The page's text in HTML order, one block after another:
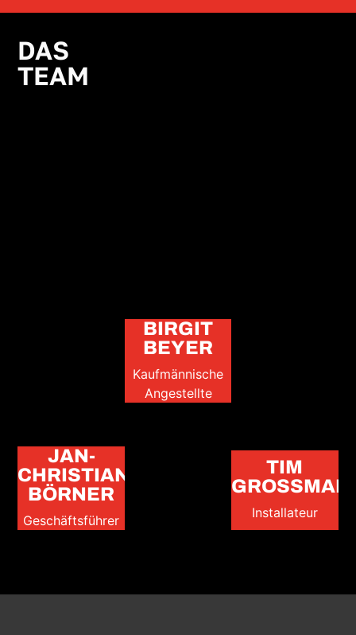
DAS
TEAM
JAN-
CHRISTIAN
BÖRNER
Geschäftsführer
BIRGIT
BEYER
Kaufmännische
Angestellte
TIM
Installateur